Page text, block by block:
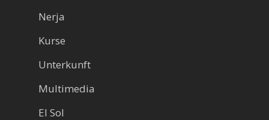
Nerja
Kurse
Unterkunft
Multimedia
El Sol